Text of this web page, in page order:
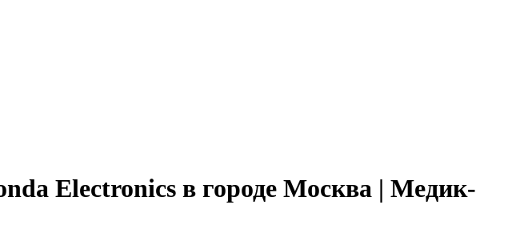
Electronics в городе Москва | Медик-